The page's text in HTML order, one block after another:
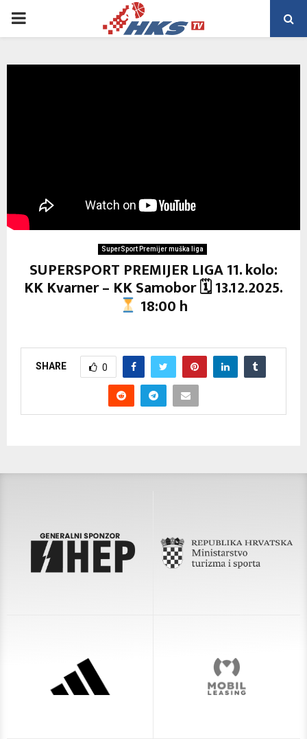
PRIMARY
SuperSport Premijer muška liga
SUPERSPORT PREMIJER LIGA 11. kolo:
KK Kvarner – KK Samobor 🗓 13.12.2025.
18:00 h
SHARE 0